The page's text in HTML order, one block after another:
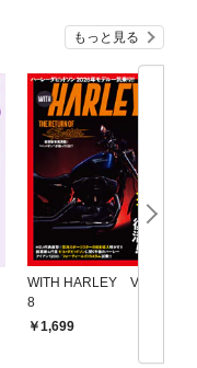
もっと見る
WITH HARLEY Vol.2
8
1,699